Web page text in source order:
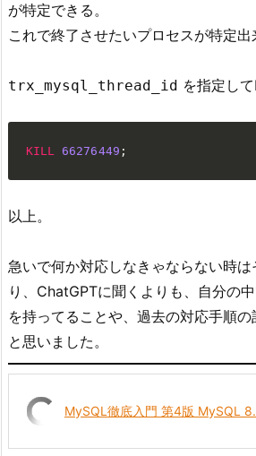
が特定できる。
これで終了させたいプロセスが特定出
trx_mysql_thread_id を指定して
KILL 66276449 ;
以上。
急いで何か対応しなきゃならない時
り、ChatGPTに聞くよりも、自分の
を持ってることや、過去の対応手順
と思いました。
MySQL徹底入門 第4版 MySQL